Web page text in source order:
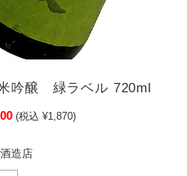
吟醸 緑ラベル 720ml
(税込 ¥1,870)
造店